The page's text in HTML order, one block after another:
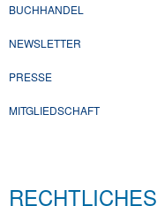
BUCHHANDEL
NEWSLETTER
PRESSE
MITGLIEDSCHAFT
RECHTLICHES